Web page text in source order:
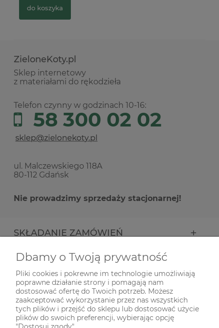
do koszyka
ZieloneKoty.pl
Sklep internetowy
z materiałami do rękodzieła
Telefon czynny w godzinach 10-16:
58 300 02 02
ul. Malczewskiego 118A
80-112 Gdańsk
Nie prowadzimy sprzedaży stacjonarnej!
SKŁADANIE ZAMÓWIEŃ
INFORMACJE
ODWIEDŹ NAS NA
Dbamy o Twoją prywatność
Pliki cookies i pokrewne im technologie umożliwiają
poprawne działanie strony i pomagają nam
dostosować ofertę do Twoich potrzeb. Możesz
zaakceptować wykorzystanie przez nas wszystkich
tych plików i przejść do sklepu lub dostosować użycie
plików do swoich preferencji, wybierając opcję